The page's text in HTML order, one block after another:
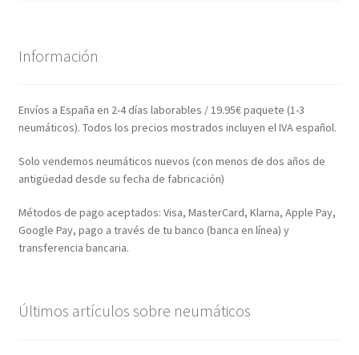
Información
Envíos a España en 2-4 días laborables / 19.95€ paquete (1-3
neumáticos). Todos los precios mostrados incluyen el IVA español.
Solo vendemos neumáticos nuevos (con menos de dos años de
antigüedad desde su fecha de fabricación)
Métodos de pago aceptados: Visa, MasterCard, Klarna, Apple Pay,
Google Pay, pago a través de tu banco (banca en línea) y
transferencia bancaria.
Últimos artículos sobre neumáticos